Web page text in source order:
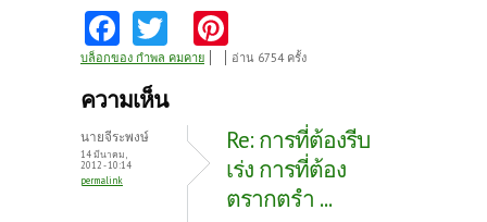
Fa
ce
b
o
o
k
w
itt
er
nt
es
t
บล็อกของ กำพล คมคาย อ่าน 6754 ครั้ง
ความเห็น
นายจีระพงษ์
14 มีนาคม,
2012 - 10:14
permalink
Re: การที่ต้องรีบ
เร่ง การที่ต้อง
ตรากตรำ ...